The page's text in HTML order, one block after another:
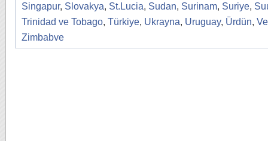
Singapur, Slovakya, St.Lucia, Sudan, Surinam, Suriye,
Trinidad ve Tobago, Türkiye, Ukrayna, Uruguay, Ürdün,
Zimbabve